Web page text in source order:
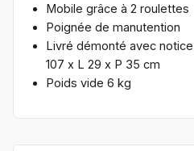
Mobile grâce à 2 roulettes
Poignée de manutention
Livré démonté avec
107 x L 29 x P 35 cm
Poids vide 6 kg